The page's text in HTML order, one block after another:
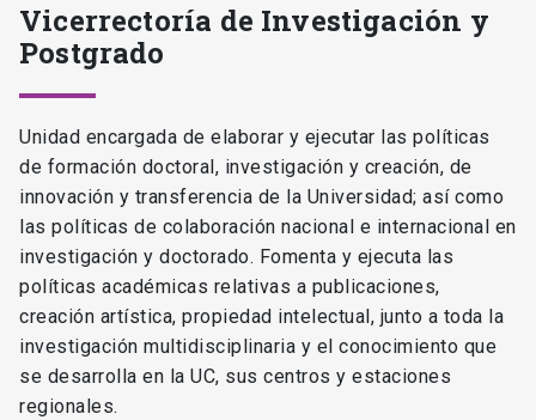
Vicerrectoría de Investigación y
Postgrado
Unidad encargada de elaborar y ejecutar las políticas
de formación doctoral, investigación y creación, de
innovación y transferencia de la Universidad; así como
las políticas de colaboración nacional e internacional en
investigación y doctorado. Fomenta y ejecuta las
políticas académicas relativas a publicaciones,
creación artística, propiedad intelectual, junto a toda la
investigación multidisciplinaria y el conocimiento que
se desarrolla en la UC, sus centros y estaciones
regionales.